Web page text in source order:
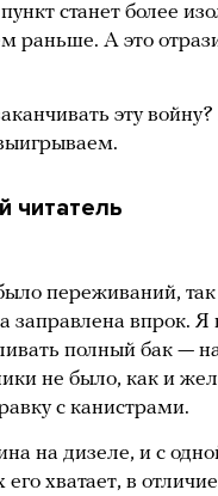
станет более
раньше. А это
эту
читатель
переживаний,
впрок. Я
полный бак —
не было, как и
с канистрами.
на дизеле, и с
его хватает, в